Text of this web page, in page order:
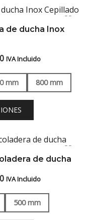
$17,516.00
de ducha Inox
Rango
de
precios:
desde
$12,783.20
hasta
$13,896.80
IVA Incluido
mm 800 mm
de ducha
Rango
de
precios:
desde
IVA Incluido
500 mm